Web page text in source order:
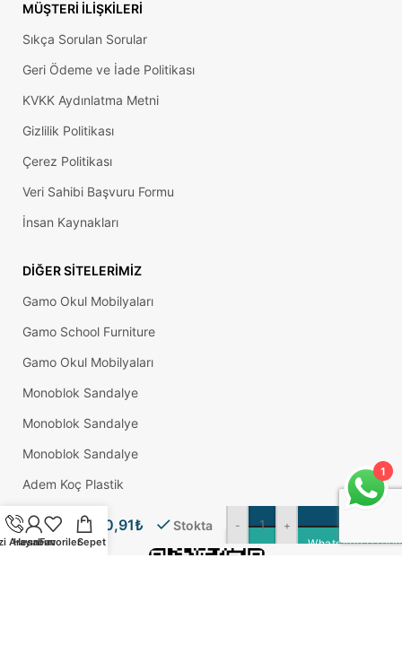
MÜŞTERI İLIŞKILERI
Sıkça Sorulan Sorular
Geri Ödeme ve İade Politikası
KVKK Aydınlatma Metni
Gizlilik Politikası
Çerez Politikası
Veri Sahibi Başvuru Formu
İnsan Kaynakları
DIĞER SITELERIMIZ
Gamo Okul Mobilyaları
Gamo School Furniture
Gamo Okul Mobilyaları
Monoblok Sandalye
Monoblok Sandalye
Monoblok Sandalye
Adem Koç Plastik
Okul Sırası
Arayın
HesabımFavorilerSepet
4,2×25
Matkap
Uçlu
0,91₺ Stokta - +
WhatsApp
1